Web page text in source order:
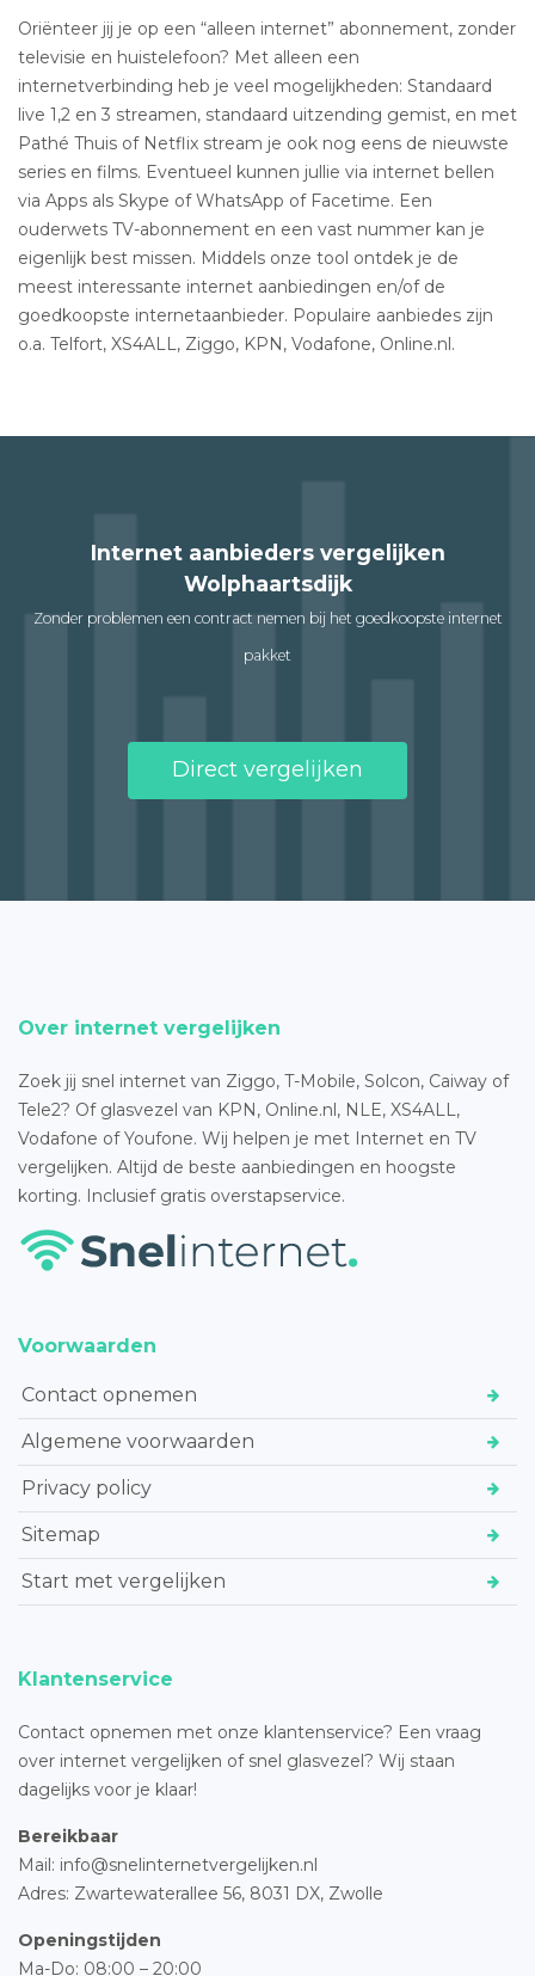
Oriënteer jij je op een “alleen internet” abonnement, zonder
televisie en huistelefoon? Met alleen een
internetverbinding heb je veel mogelijkheden: Standaard
live 1,2 en 3 streamen, standaard uitzending gemist, en met
Pathé Thuis of Netflix stream je ook nog eens de nieuwste
series en films. Eventueel kunnen jullie via internet bellen
via Apps als Skype of WhatsApp of Facetime. Een
ouderwets TV-abonnement en een vast nummer kan je
eigenlijk best missen. Middels onze tool ontdek je de
meest interessante internet aanbiedingen en/of de
goedkoopste internetaanbieder. Populaire aanbiedes zijn
o.a. Telfort, XS4ALL, Ziggo, KPN, Vodafone, Online.nl.
Internet aanbieders vergelijken
Wolphaartsdijk
Zonder problemen een contract nemen bij het goedkoopste internet
pakket
Direct vergelijken
Over internet vergelijken
Zoek jij snel internet van Ziggo, T-Mobile, Solcon, Caiway of
Tele2? Of glasvezel van KPN, Online.nl, NLE, XS4ALL,
Vodafone of Youfone. Wij helpen je met Internet en TV
vergelijken. Altijd de beste aanbiedingen en hoogste
korting. Inclusief gratis overstapservice.
Voorwaarden
Contact opnemen
Algemene voorwaarden
Privacy policy
Sitemap
Start met vergelijken
Klantenservice
Contact opnemen met onze klantenservice? Een vraag
over internet vergelijken of snel glasvezel? Wij staan
dagelijks voor je klaar!
Bereikbaar
Mail: info@snelinternetvergelijken.nl
Adres: Zwartewaterallee 56, 8031 DX, Zwolle
Openingstijden
Ma-Do: 08:00 – 20:00